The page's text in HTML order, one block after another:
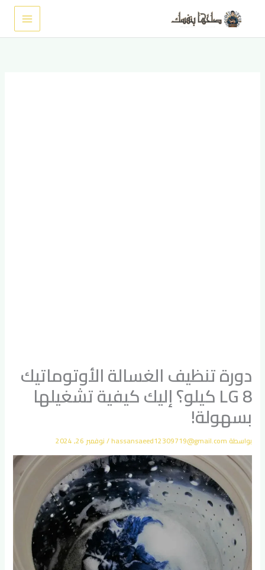
المحتوى
دورة تنظيف الغسالة الأوتوماتيك
LG 8 كيلو؟ إليك كيفية تشغيلها
بسهولة!
بواسطة hassansaeed12309719@gmail.com
/نوفمبر 26, 2024